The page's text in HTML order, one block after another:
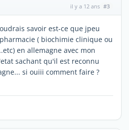
il y a 12 ans #3
savoir est-ce que jpeu
( biochimie clinique ou
en allemagne avec mon
sachant qu'il est reconnu
si ouiii comment faire ?